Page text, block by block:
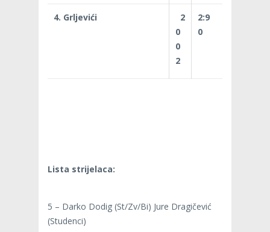
4. Grljevići
2
0
0
2
2:9
0
Lista strijelaca:
5 – Darko Dodig (St/Zv/Bi) Jure Dragičević
(Studenci)